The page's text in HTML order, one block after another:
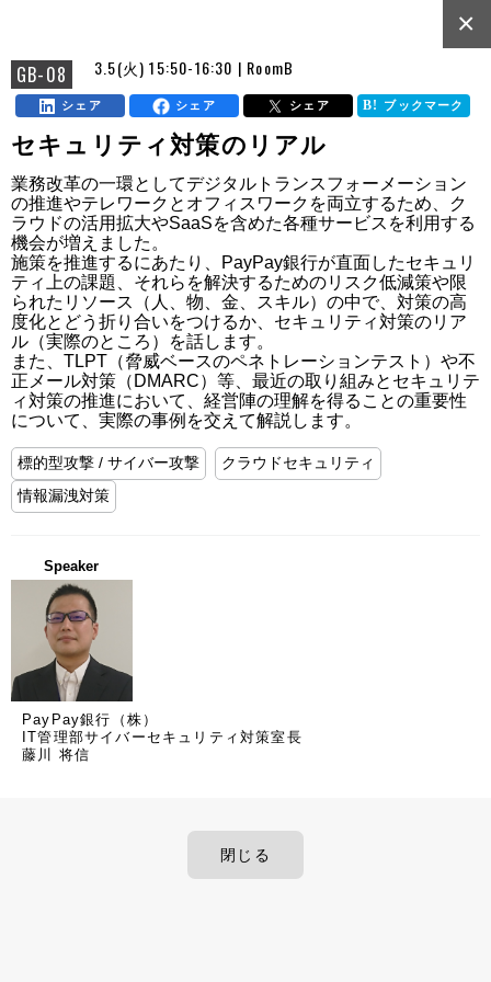
GB-08 3.5(火) 15:50-16:30 | RoomB
×
シェア シェア シェア ブックマーク
セキュリティ対策のリアル
業務改革の一環としてデジタルトランスフォーメーション
の推進やテレワークとオフィスワークを両立するため、ク
ラウドの活用拡大やSaaSを含めた各種サービスを利用する
機会が増えました。
施策を推進するにあたり、PayPay銀行が直面したセキュリ
ティ上の課題、それらを解決するためのリスク低減策や限
られたリソース（人、物、金、スキル）の中で、対策の高
度化とどう折り合いをつけるか、セキュリティ対策のリア
ル（実際のところ）を話します。
また、TLPT（脅威ベースのペネトレーションテスト）や不
正メール対策（DMARC）等、最近の取り組みとセキュリテ
ィ対策の推進において、経営陣の理解を得ることの重要性
について、実際の事例を交えて解説します。
標的型攻撃 / サイバー攻撃
クラウドセキュリティ
情報漏洩対策
Speaker
PayPay銀行（株）
IT管理部サイバーセキュリティ対策室長
藤川 将信
閉じる